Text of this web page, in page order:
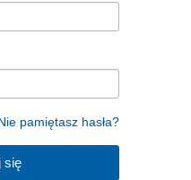
pamiętasz hasła?
się